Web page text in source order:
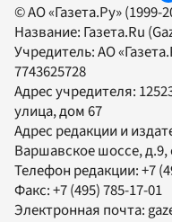
© АО «Газета.Ру» (1999-
Название: Газета.Ru
Учредитель:АО
7743625728
Адрес учредителя:
улица, дом 67
Адрес редакции и
Варшавское шоссе, д.9,
Телефон редакции:+7
Факс:+7 (495) 785-17-01
Электронная почта: